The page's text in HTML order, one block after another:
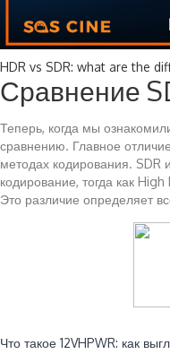
HDR vs SDR: what are the
Сравнение
Теперь, когда мы
сравнению. Главное
методах кодирования. SDR
кодирование, тогда как
Это различие определяет
Что такое 12VHPWR: как